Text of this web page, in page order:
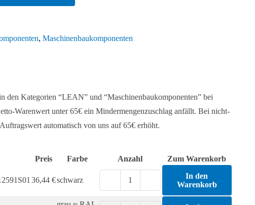
, Maschinenbaukomponenten
den Kategorien “LEAN” und “Maschinenbaukomponenten” bei
Warenwert unter 65€ ein Mindermengenzuschlag anfällt. Bei nicht-
automatisch von uns auf 65€ erhöht.
Preis Farbe Anzahl
Zum Warenkorb
36,44 €schwarz
Schrauberhalter
In den
Warenkorb